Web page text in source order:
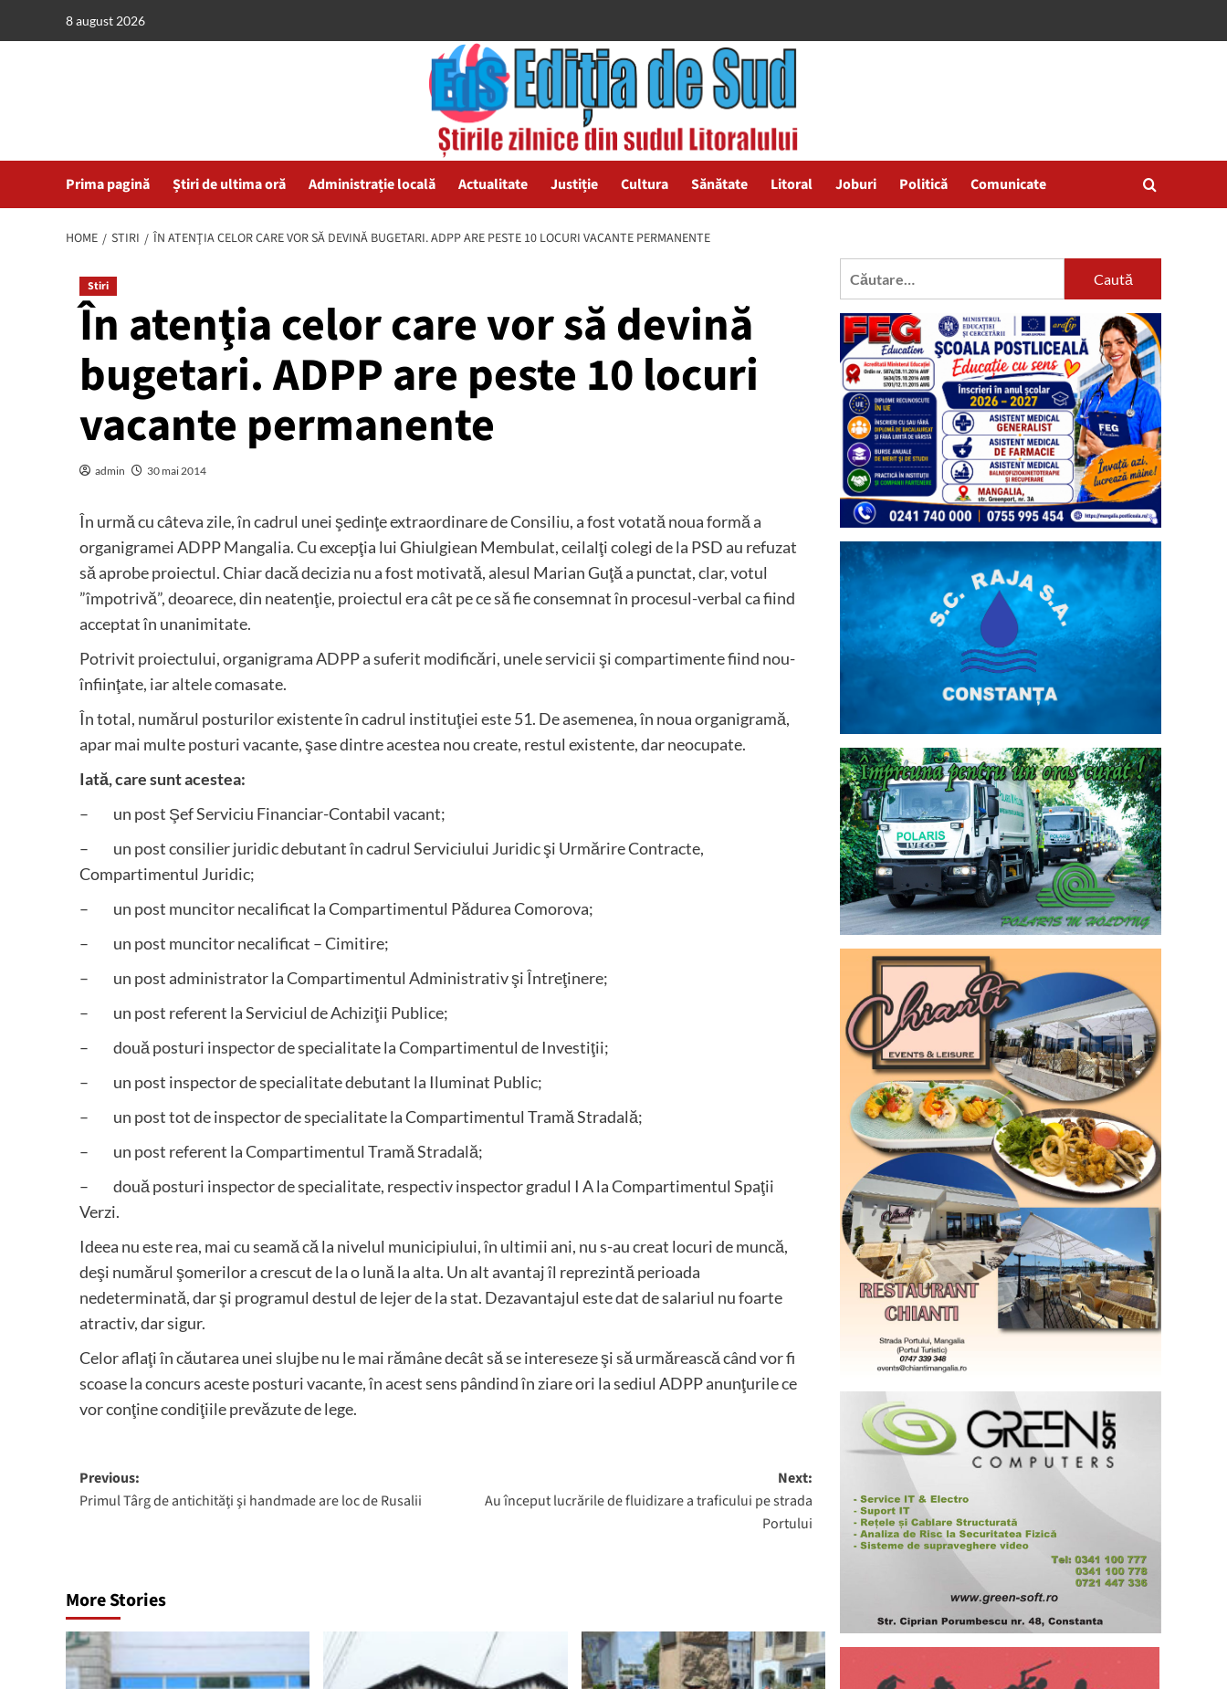
8 august 2026
Prima pagină Știri de ultima oră Administrație locală Actualitate Justiție Cultura Sănătate Litoral Joburi Politică Comunicate
HOME STIRI ÎN ATENŢIA CELOR CARE VOR SĂ DEVINĂ BUGETARI. ADPP ARE PESTE 10 LOCURI VACANTE PERMANENTE
Stiri
În atenţia celor care vor să devină
bugetari. ADPP are peste 10 locuri
vacante permanente
admin 30 mai 2014
În urmă cu câteva zile, în cadrul unei şedinţe extraordinare de Consiliu, a fost votată noua formă a
organigramei ADPP Mangalia. Cu excepţia lui Ghiulgiean Membulat, ceilalţi colegi de la PSD au refuzat
să aprobe proiectul. Chiar dacă decizia nu a fost motivată, alesul Marian Guţă a punctat, clar, votul
”împotrivă”, deoarece, din neatenţie, proiectul era cât pe ce să fie consemnat în procesul-verbal ca fiind
acceptat în unanimitate.
Potrivit proiectului, organigrama ADPP a suferit modificări, unele servicii şi compartimente fiind nou-
înfiinţate, iar altele comasate.
În total, numărul posturilor existente în cadrul instituţiei este 51. De asemenea, în noua organigramă,
apar mai multe posturi vacante, şase dintre acestea nou create, restul existente, dar neocupate.
Iată, care sunt acestea:
– un post Şef Serviciu Financiar-Contabil vacant;
– un post consilier juridic debutant în cadrul Serviciului Juridic şi Urmărire Contracte,
Compartimentul Juridic;
– un post muncitor necalificat la Compartimentul Pădurea Comorova;
– un post muncitor necalificat – Cimitire;
– un post administrator la Compartimentul Administrativ şi Întreţinere;
– un post referent la Serviciul de Achiziţii Publice;
– două posturi inspector de specialitate la Compartimentul de Investiţii;
– un post inspector de specialitate debutant la Iluminat Public;
– un post tot de inspector de specialitate la Compartimentul Tramă Stradală;
– un post referent la Compartimentul Tramă Stradală;
– două posturi inspector de specialitate, respectiv inspector gradul I A la Compartimentul Spaţii
Verzi.
Ideea nu este rea, mai cu seamă că la nivelul municipiului, în ultimii ani, nu s-au creat locuri de muncă,
deşi numărul şomerilor a crescut de la o lună la alta. Un alt avantaj îl reprezintă perioada
nedeterminată, dar şi programul destul de lejer de la stat. Dezavantajul este dat de salariul nu foarte
atractiv, dar sigur.
Celor aflaţi în căutarea unei slujbe nu le mai rămâne decât să se intereseze şi să urmărească când vor fi
scoase la concurs aceste posturi vacante, în acest sens pândind în ziare ori la sediul ADPP anunţurile ce
vor conţine condiţiile prevăzute de lege.
Post
navigation
Previous:
Primul Târg de antichităţi şi handmade are loc de Rusalii
Next:
Au început lucrările de fluidizare a traficului pe strada
Portului
More Stories
Caută